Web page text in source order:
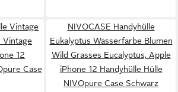
Vintage
Vintage
12
Case
NIVOCASE Handyhülle
Eukalyptus Wasserfarbe Blumen
Wild Grasses Eucalyptus, Apple
iPhone 12 Handyhülle Hülle
NIVOpure Case Schwarz